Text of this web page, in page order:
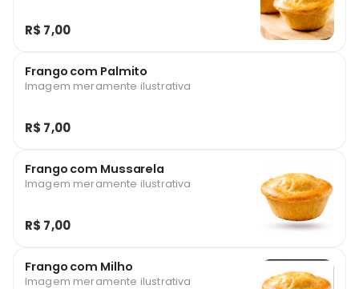
R$ 7,00
Frango com Palmito
Imagem meramente ilustrativa
R$ 7,00
Frango com Mussarela
Imagem meramente ilustrativa
R$ 7,00
Frango com Milho
Imagem meramente ilustrativa